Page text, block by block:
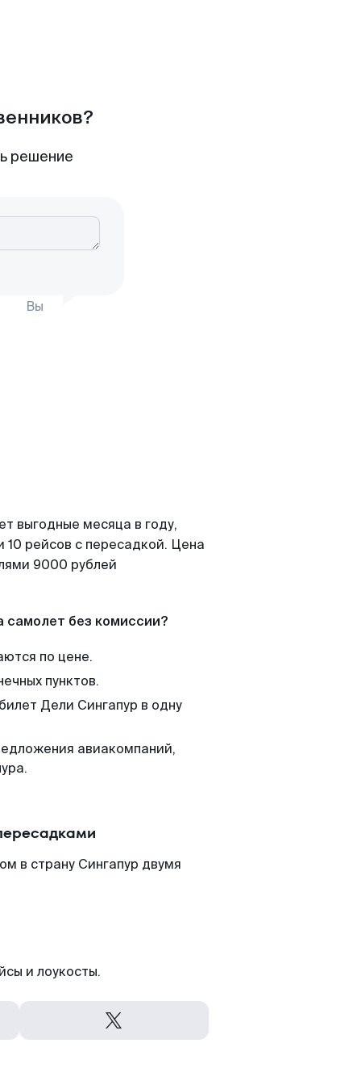
решение
Вы
выгодные месяца в году,
рейсов с пересадкой. Цена
9000 рублей
самолет без комиссии?
по цене.
пунктов.
Дели Сингапур в одну
авиакомпаний,
в страну Сингапур двумя
и лоукосты.